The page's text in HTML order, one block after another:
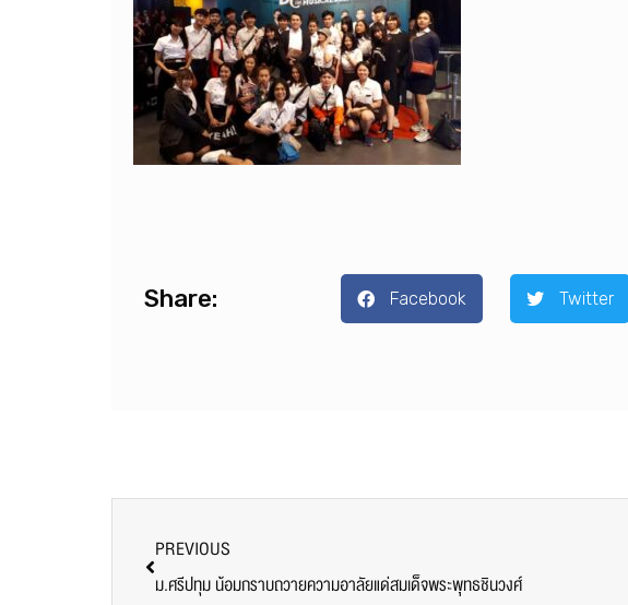
Share: Facebook Twitter
PREVIOUS
ม.ศรีปทุม น้อมกราบถวายความอาลัยแด่สมเด็จพระพุทธชินวงศ์